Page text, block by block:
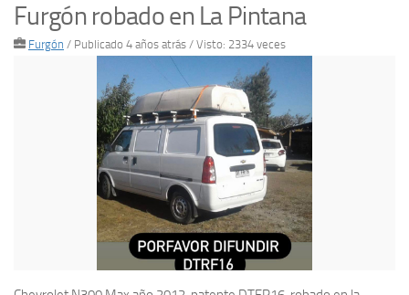
Furgón robado en La Pintana
Furgón / Publicado 4 años atrás / Visto: 2334 veces